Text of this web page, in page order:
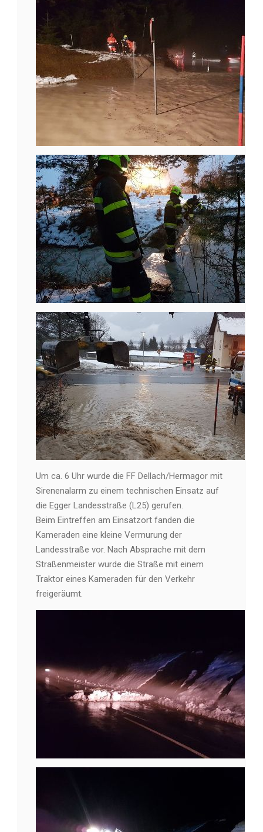
Um ca. 6 Uhr wurde die FF Dellach/Hermagor mit
Sirenenalarm zu einem technischen Einsatz auf
die Egger Landesstraße (L25) gerufen.
Beim Eintreffen am Einsatzort fanden die
Kameraden eine kleine Vermurung der
Landesstraße vor. Nach Absprache mit dem
Straßenmeister wurde die Straße mit einem
Traktor eines Kameraden für den Verkehr
freigeräumt.